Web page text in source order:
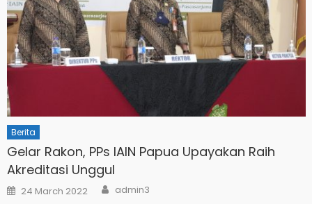
Berita
Gelar Rakon, PPs IAIN Papua Upayakan Raih
Akreditasi Unggul
Posted
on
24 March 2022 Author
admin3